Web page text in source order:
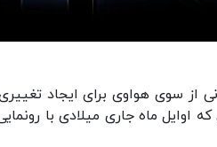
از سوی هواوی برای ایجاد